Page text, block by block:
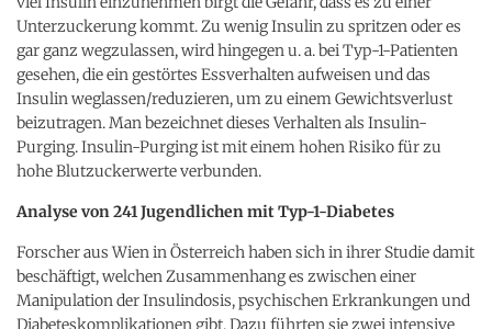
Unterzuckerung kommt. Zu wenig Insulin zu spritzen oder es
gar ganz wegzulassen, wird hingegen u. a. bei Typ-1-Patienten
gesehen, die ein gestörtes Essverhalten aufweisen und das
Insulin weglassen/reduzieren, um zu einem Gewichtsverlust
beizutragen. Man bezeichnet dieses Verhalten als Insulin-
Purging. Insulin-Purging ist mit einem hohen Risiko für zu
hohe Blutzuckerwerte verbunden.
Analyse von 241 Jugendlichen mit Typ-1-Diabetes
Forscher aus Wien in Österreich haben sich in ihrer Studie damit
beschäftigt, welchen Zusammenhang es zwischen einer
Manipulation der Insulindosis, psychischen Erkrankungen und
Diabeteskomplikationen gibt. Dazu führten sie zwei intensive